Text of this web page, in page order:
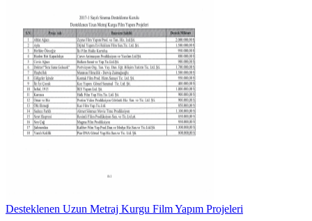
Desteklenen Uzun Metraj Kurgu Film Yapım Projeleri